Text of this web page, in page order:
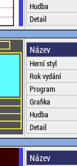
Hudba
Detail
Název
Herní styl
Rok vydání
Program
Grafika
Hudba
Detail
Název